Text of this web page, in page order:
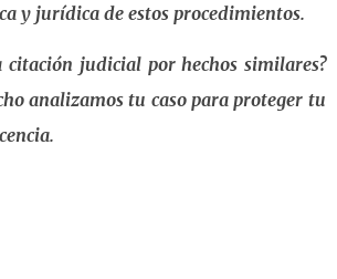
y jurídica de estos procedimientos.
citación judicial por hechos similares?
analizamos tu caso para proteger tu